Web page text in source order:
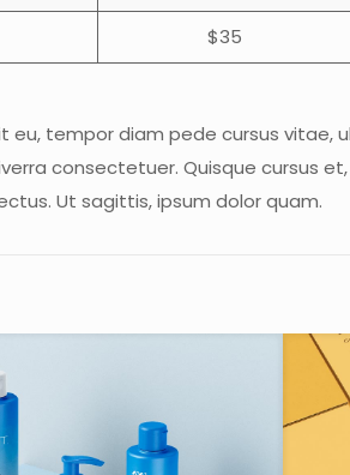
$35
tempor diam pede cursus vitae,
consectetuer. Quisque cursus
Ut sagittis, ipsum dolor quam.